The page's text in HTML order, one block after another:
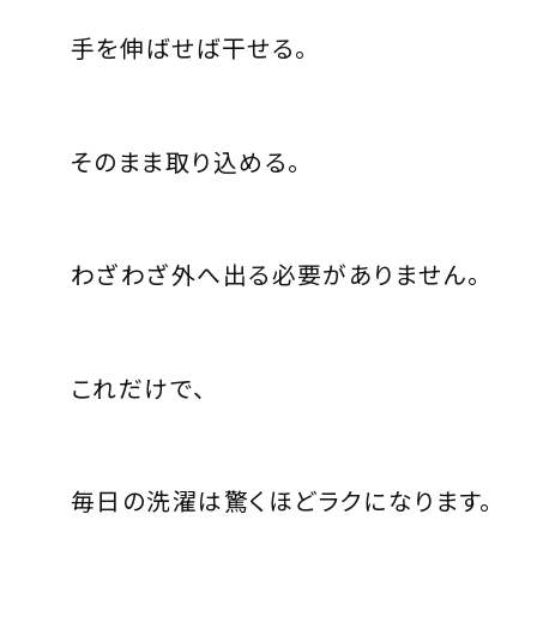
手を伸ばせば干せる。
そのまま取り込める。
わざわざ外へ出る必要がありません。
これだけで、
毎日の洗濯は驚くほどラクになります。